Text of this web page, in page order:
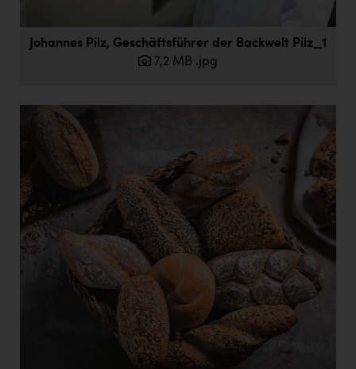
RE/MAX
Richter Pharma AG
RUBBLE MASTER
Silver Living
SOS Menschenrechte
TGW Logistics Group
Thalia
TSC - The Chilled Snack Company
VeggieMeat GmbH
Johannes Pilz, Geschäftsführer der Backwelt Pilz_1
7,2 MB .jpg